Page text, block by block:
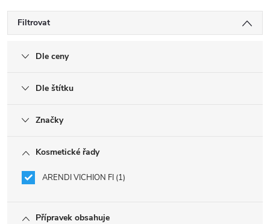
Filtrovat
Dle ceny
Dle štítku
Značky
Kosmetické řady
ARENDI VICHION FI 1
Přípravek obsahuje